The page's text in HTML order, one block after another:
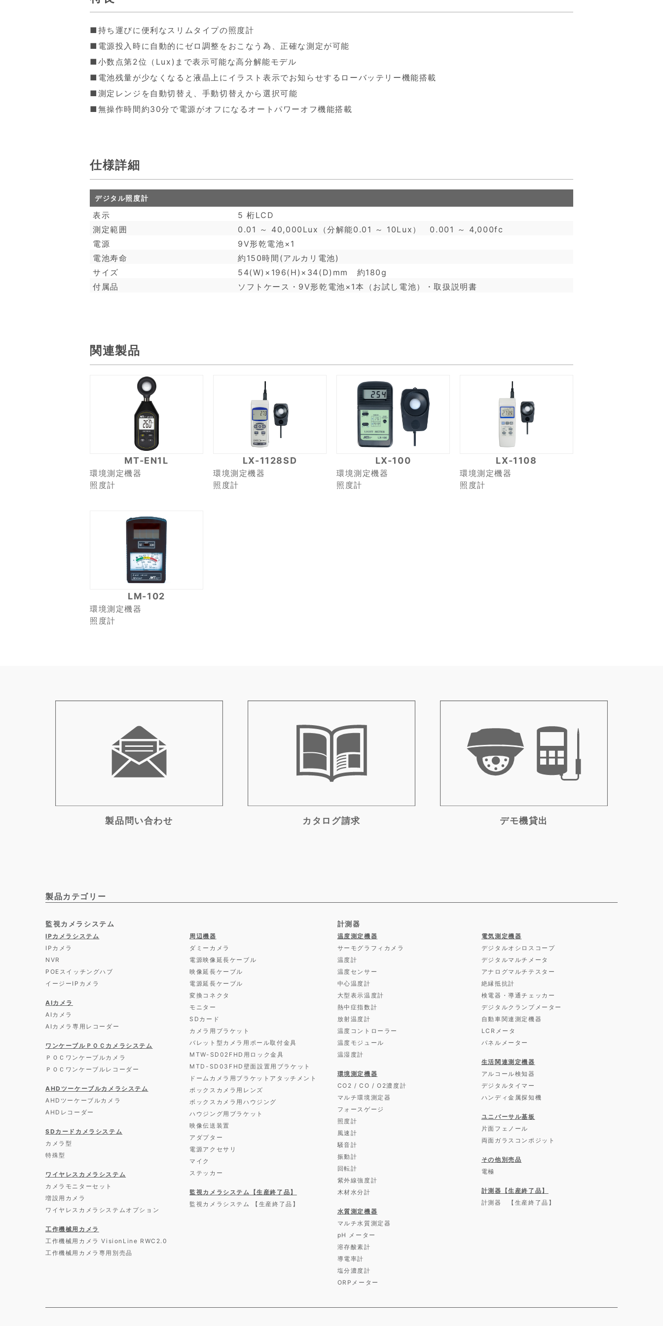
■持ち運びに便利なスリムタイプの照度計
■電源投入時に自動的にゼロ調整をおこなう為、正確な測定が可能
■小数点第2位（Lux)まで表示可能な高分解能モデル
■電池残量が少なくなると液晶上にイラスト表示でお知らせするローバッテリー機能搭載
■測定レンジを自動切替え、手動切替えから選択可能
■無操作時間約30分で電源がオフになるオートパワーオフ機能搭載
仕様詳細
デジタル照度計
表示
5 桁LCD
測定範囲
0.01 ～ 40,000Lux（分解能0.01 ～ 10Lux） 0.001 ～ 4,000fc
電源
9V形乾電池×1
電池寿命
約150時間(アルカリ電池)
サイズ
54(W)×196(H)×34(D)mm 約180g
付属品
ソフトケース・9V形乾電池×1本（お試し電池）・取扱説明書
関連製品
MT-EN1L
環境測定機器
照度計
LX-1128SD
環境測定機器
照度計
LX-100
環境測定機器
照度計
LX-1108
環境測定機器
照度計
LM-102
環境測定機器
照度計
製品問い合わせ カタログ請求 デモ機貸出
製品カテゴリー
監視カメラシステム
IPカメラシステム
IPカメラ
NVR
POEスイッチングハブ
イージーIPカメラ
AIカメラ
AIカメラ
AIカメラ専用レコーダー
ワンケーブルＰＯＣカメラシステム
ＰＯＣワンケーブルカメラ
ＰＯＣワンケーブルレコーダー
AHDツーケーブルカメラシステム
AHDツーケーブルカメラ
AHDレコーダー
SDカードカメラシステム
カメラ型
特殊型
ワイヤレスカメラシステム
カメラモニターセット
増設用カメラ
ワイヤレスカメラシステムオプション
工作機械用カメラ
工作機械用カメラ VisionLine RWC2.0
工作機械用カメラ専用別売品
周辺機器
ダミーカメラ
電源映像延長ケーブル
映像延長ケーブル
電源延長ケーブル
変換コネクタ
モニター
SDカード
カメラ用ブラケット
バレット型カメラ用ポール取付金具
MTW-SD02FHD用ロック金具
MTD-SD03FHD壁面設置用ブラケット
ドームカメラ用ブラケットアタッチメント
ボックスカメラ用レンズ
ボックスカメラ用ハウジング
ハウジング用ブラケット
映像伝送装置
アダプター
電源アクセサリ
マイク
ステッカー
監視カメラシステム【生産終了品】
監視カメラシステム 【生産終了品】
計測器
温度測定機器
サーモグラフィカメラ
温度計
温度センサー
中心温度計
大型表示温度計
熱中症指数計
放射温度計
温度コントローラー
温度モジュール
温湿度計
環境測定機器
CO2 / CO / O2濃度計
マルチ環境測定器
フォースゲージ
照度計
風速計
騒音計
振動計
回転計
紫外線強度計
木材水分計
水質測定機器
マルチ水質測定器
pH メーター
溶存酸素計
導電率計
塩分濃度計
ORPメーター
電気測定機器
デジタルオシロスコープ
デジタルマルチメータ
アナログマルチテスター
絶縁抵抗計
検電器・導通チェッカー
デジタルクランプメーター
自動車関連測定機器
LCRメータ
パネルメーター
生活関連測定機器
アルコール検知器
デジタルタイマー
ハンディ金属探知機
ユニバーサル基板
片面フェノール
両面ガラスコンポジット
その他別売品
電極
計測器【生産終了品】
計測器 【生産終了品】